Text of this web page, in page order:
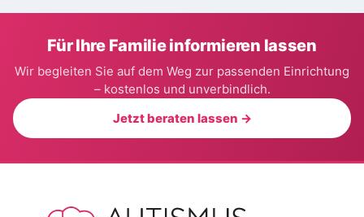
Für Ihre Familie informieren lassen
Wir begleiten Sie auf dem Weg zur passenden Einrichtung
– kostenlos und unverbindlich.
Jetzt beraten lassen →